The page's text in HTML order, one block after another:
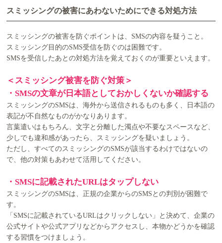
スミッシングの被害にあわないためにできる対処方法
スミッシングの被害を防ぐポイントは、SMSの内容を疑うこと。
スミッシング目的のSMS受信を防ぐのは困難です。
SMSを受信したあとの対処方法を覚えておくのが重要といえます。
＜スミッシング被害を防ぐ対策＞
・SMSの文章が日本語としておかしくないか確認する
スミッシングのSMSは、海外から送信されるものも多く、日本語の
表記が不自然なものがかなりあります。
言葉遣いはもちろん、文字と分離した濁点や不要なスペースなど、
少しでも違和感があったら、スミッシングを疑いましょう。
ただし、すべてのスミッシングのSMSが該当するわけではないの
で、他の対策もあわせて活用してください。
・SMSに記載されたURLはタップしない
スミッシングのSMSは、正規の企業からのSMSとの判別が困難で
す。
「SMSに記載されているURLはクリックしない」と決めて、企業の
公式サイトや公式アプリなどからアクセスし、本物かどうかを確認
する習慣をつけましょう。